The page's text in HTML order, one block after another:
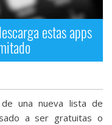
estas apps
una nueva lista de
a ser gratuitas o